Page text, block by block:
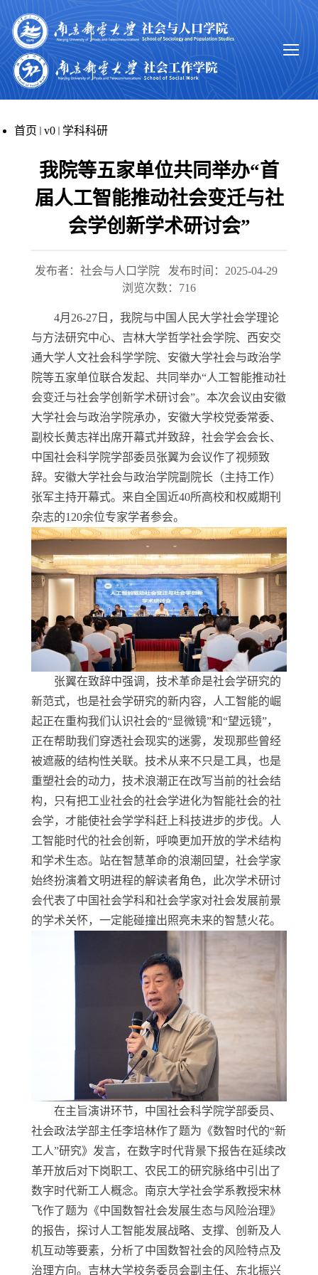
首页 v0 学科科研
我院等五家单位共同举办“首
届人工智能推动社会变迁与社
会学创新学术研讨会”
发布者：社会与人口学院
发布时间：2025-04-29
浏览次数： 716
4月 26-27 日，我院与中国人民大学社会学理论
与方法研究中心、吉林大学哲学社会学院、西安交
通大学人文社会科学学院、安徽大学社会与政治学
院等五家单位联合发起、共同举办“人工智能推动社
会变迁与社会学创新学术研讨会”。本次会议由安徽
大学社会与政治学院承办，安徽大学校党委常委、
副校长黄志祥出席开幕式并致辞，社会学会会长、
中国社会科学院学部委员张翼为会议作了视频致
辞。安徽大学社会与政治学院副院长（主持工作）
张军主持开幕式。来自全国近40所高校和权威期刊
杂志的120余位专家学者参会。
张翼在致辞中强调，技术革命是社会学研究的
新范式，也是社会学研究的新内容，人工智能的崛
起正在重构我们认识社会的“显微镜”和“望远镜”，
正在帮助我们穿透社会现实的迷雾，发现那些曾经
被遮蔽的结构性关联。技术从来不只是工具，也是
重塑社会的动力，技术浪潮正在改写当前的社会结
构，只有把工业社会的社会学进化为智能社会的社
会学，才能使社会学学科赶上科技进步的步伐。人
工智能时代的社会创新，呼唤更加开放的学术结构
和学术生态。站在智慧革命的浪潮回望，社会学家
始终扮演着文明进程的解读者角色，此次学术研讨
会代表了中国社会学科和社会学家对社会发展前景
的学术关怀，一定能碰撞出照亮未来的智慧火花。
在主旨演讲环节，中国社会科学院学部委员、
社会政法学部主任李培林作了题为《数智时代的“新
工人”研究》发言，在数字时代背景下报告在延续改
革开放后对下岗职工、农民工的研究脉络中引出了
数字时代新工人概念。南京大学社会学系教授宋林
飞作了题为《中国数智社会发展生态与风险治理》
的报告，探讨人工智能发展战略、支撑、创新及人
机互动等要素，分析了中国数智社会的风险特点及
治理方向。吉林大学校务委员会副主任、东北振兴